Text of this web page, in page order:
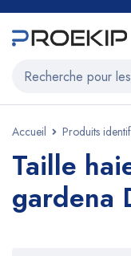
Accueil Produits
Taille
gardena